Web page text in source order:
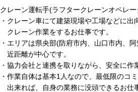
クレーン運転手(ラフタークレーンオペレー
・クレーン車にて建築現場や工場などに出
クレーン作業をするお仕事です。
・エリアは県央部(防府市内、山口市内、
近距離が中心です。
・協力会社と連携を取りながら、安全に作
・作業自体は基本1人なので、最低限のコ
出来れば、自身の業務に没頭できるお仕